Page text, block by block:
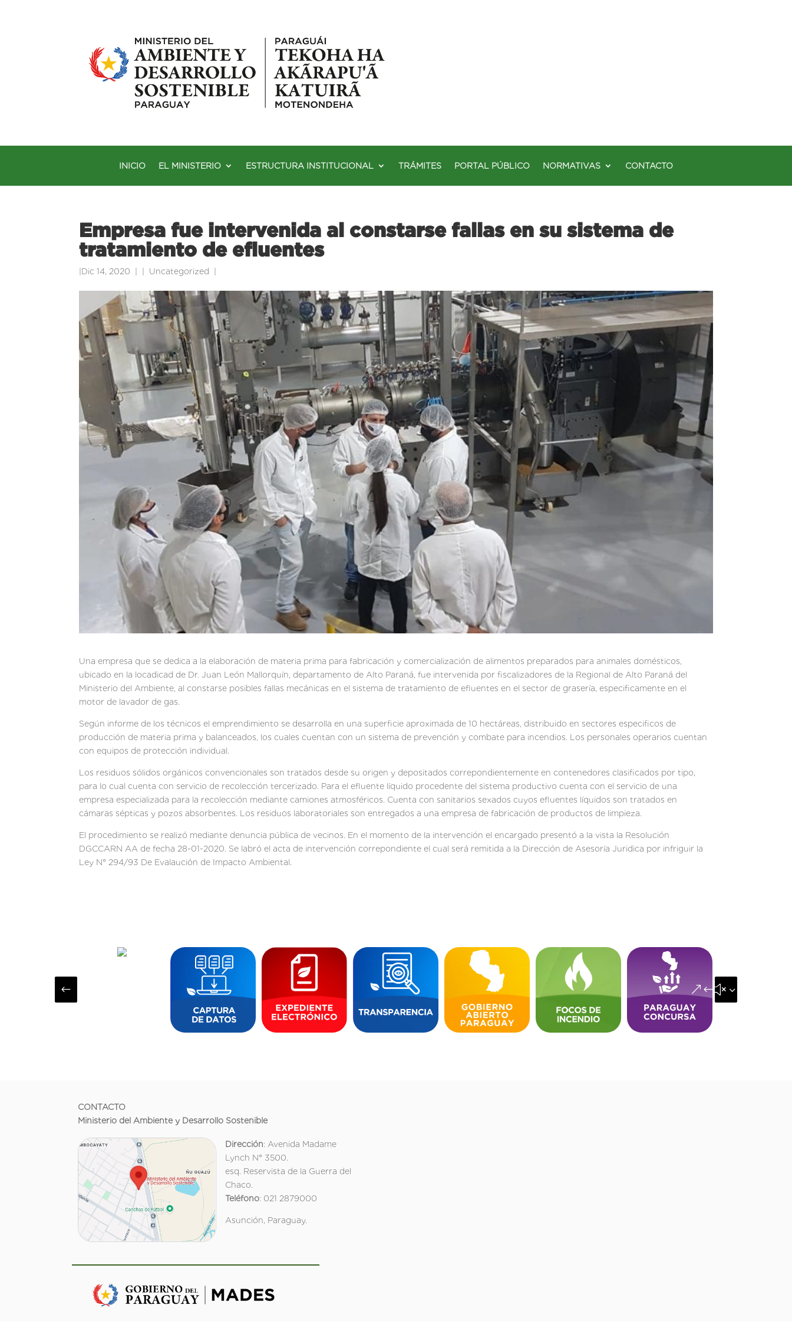
INICIO EL MINISTERIO ESTRUCTURA INSTITUCIONAL TRÁMITES PORTAL PÚBLICO NORMATIVAS CONTACTO
Empresa fue intervenida al constarse fallas en su sistema de
tratamiento de efluentes
Dic 14, 2020 Uncategorized
Una empresa que se dedica a la elaboración de materia prima para fabricación y comercialización de alimentos preparados para animales domésticos,
ubicado en la locadicad de Dr. Juan León Mallorquín, departamento de Alto Paraná, fue intervenida por fiscalizadores de la Regional de Alto Paraná del
Ministerio del Ambiente, al constarse posibles fallas mecánicas en el sistema de tratamiento de efluentes en el sector de grasería, especificamente en el
motor de lavador de gas.
Según informe de los técnicos el emprendimiento se desarrolla en una superficie aproximada de 10 hectáreas, distribuido en sectores especificos de
producción de materia prima y balanceados, los cuales cuentan con un sistema de prevención y combate para incendios. Los personales operarios cuentan
con equipos de protección individual.
Los residuos sólidos orgánicos convencionales son tratados desde su origen y depositados correpondientemente en contenedores clasificados por tipo,
para lo cual cuenta con servicio de recolección tercerizado. Para el efluente líquido procedente del sistema productivo cuenta con el servicio de una
empresa especializada para la recolección mediante camiones atmosféricos. Cuenta con sanitarios sexados cuyos efluentes líquidos son tratados en
cámaras sépticas y pozos absorbentes. Los residuos laboratoriales son entregados a una empresa de fabricación de productos de limpieza.
El procedimiento se realizó mediante denuncia pública de vecinos. En el momento de la intervención el encargado presentó a la vista la Resolución
DGCCARN AA de fecha 28-01-2020. Se labró el acta de intervención correpondiente el cual será remitida a la Dirección de Asesoría Juridica por infriguir la
Ley N° 294/93 De Evalaución de Impacto Ambiental.
# &#x35;
CONTACTO
Ministerio del Ambiente y Desarrollo Sostenible
Dirección: Avenida Madame
Lynch N° 3500.
esq. Reservista de la Guerra del
Chaco.
Teléfono: 021 2879000
Asunción, Paraguay.